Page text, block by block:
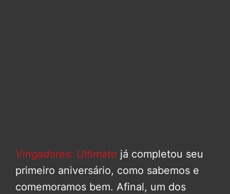
Vingadores: Ultimato já completou seu
primeiro aniversário, como sabemos e
comemoramos bem. Afinal, um dos